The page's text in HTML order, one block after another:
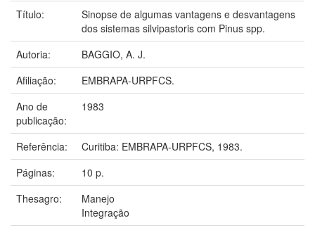
Título:
Sinopse de algumas vantagens e desvantagens
dos sistemas silvipastoris com Pinus spp.
Autoria:
BAGGIO, A. J.
Afiliação:
EMBRAPA-URPFCS.
Ano de
publicação:
1983
Referência:
Curitiba: EMBRAPA-URPFCS, 1983.
Páginas:
10 p.
Thesagro:
Manejo
Integração